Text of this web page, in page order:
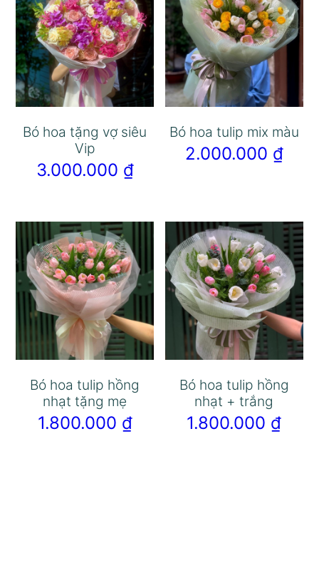
Bó hoa tặng vợ siêu
Vip
3.000.000 ₫
Bó hoa tulip mix màu
2.000.000 ₫
Bó hoa tulip hồng
nhạt tặng mẹ
1.800.000 ₫
Bó hoa tulip hồng
nhạt + trắng
1.800.000 ₫